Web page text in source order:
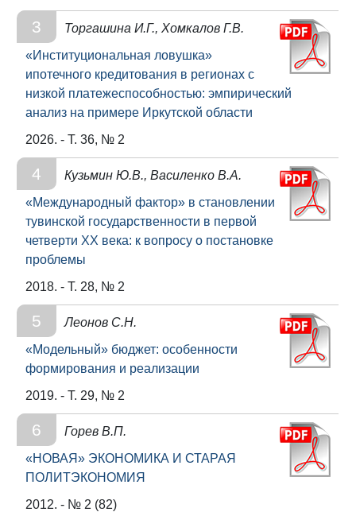
3
Торгашина И.Г., Хомкалов Г.В.
«Институциональная ловушка»
ипотечного кредитования в регионах с
низкой платежеспособностью: эмпирический
анализ на примере Иркутской области
2026. - Т. 36, № 2
4
Кузьмин Ю.В., Василенко В.А.
«Международный фактор» в становлении
тувинской государственности в первой
четверти XX века: к вопросу о постановке
проблемы
2018. - Т. 28, № 2
5
Леонов С.Н.
«Модельный» бюджет: особенности
формирования и реализации
2019. - Т. 29, № 2
6
Горев В.П.
«НОВАЯ» ЭКОНОМИКА И СТАРАЯ
ПОЛИТЭКОНОМИЯ
2012. - № 2 (82)